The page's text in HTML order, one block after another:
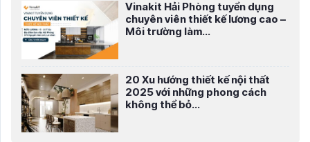
Vinakit Hải Phòng tuyển dụng
chuyên viên thiết kế lương cao –
Môi trường làm...
20 Xu hướng thiết kế nội thất
2025 với những phong cách
không thể bỏ...